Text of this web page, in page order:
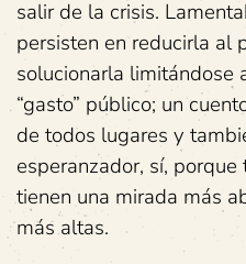
salir de la crisis.
persisten en reducirla al
solucionarla limitándose
“gasto” público; un
de todos lugares y
esperanzador, sí,
tienen una mirada más
más altas.